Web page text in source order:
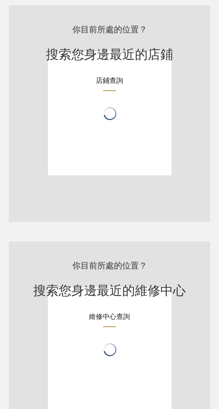
你目前所處的位置？
搜索您身邊最近的店鋪
店鋪查詢
你目前所處的位置？
搜索您身邊最近的維修中心
維修中心查詢